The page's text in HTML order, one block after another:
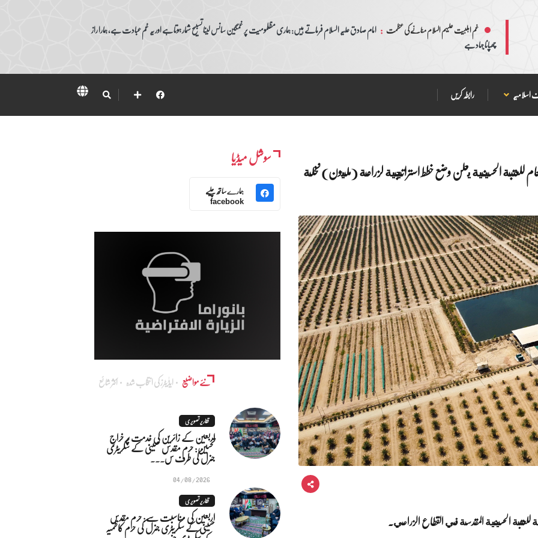
غم اہلبیت علیہم السلام منانے کی عظمت : امام صادق علیہ السلام فرماتے ہیں: ہماری مظلمومیت پر غمگین سانس لینا تسبیح شمار ہوتا ہے اور یہ غم عبادت ہے، ہمارا راز
چھپانا جہاد ہے
اسلامیہ رابطہ کریں
للعتبة الحسينية يعلن وضع خطط استراتيجية لزراعة (مليون) نخلة
للعتبة الحسينية المقدسة في القطاع الزراعي.
سوشل میڈیا
ہمارے ساتھ چلیے
facebook
نئے مواضیع ایڈٰیٹرز کی انتخاب شدہ اکثر شائع
تقاریر تصویری
اربعین کے زائرین کی خدمت پر خراجِ
تحسین: حرم مقدس حسینی کے سکریٹری
جنرل کی طرف س...
04/08/2026
تقاریر تصویری
اربعین کی مناسبت سے: حرم مقدس
حسینی کے سکریٹری جنرل کی حرم کاظمیہ